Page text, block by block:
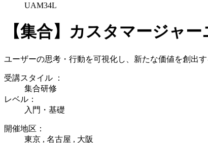
UAM34L
【集合】カスタマージャ
ユーザーの思考・行動を可視化し、新たな価値を創出
受講スタイル ：
集合研修
レベル：
入門・基礎
開催地区：
東京 , 名古屋 , 大阪